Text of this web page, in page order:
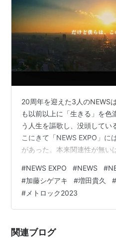
20周年を迎えた3人のNEWS
も以前以上に「生きる」を色
う人生を謳歌し、没頭してい
こにきて「NEWS EXPO」に
があった。本来関連性が無い
違うのは、増田さんが20周年
という、 『そもそもあの日、
が奇跡』 『この人生でよかっ
とがすべて』 という想いに
しているということで…
#NEWS EXPO #NEWS #
#加藤シゲアキ #増田貴久
# メトロック2023
関連ブログ